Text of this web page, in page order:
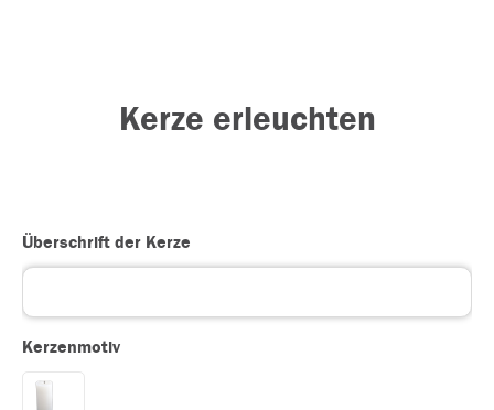
Kerze erleuchten
Überschrift der Kerze
Kerzenmotiv